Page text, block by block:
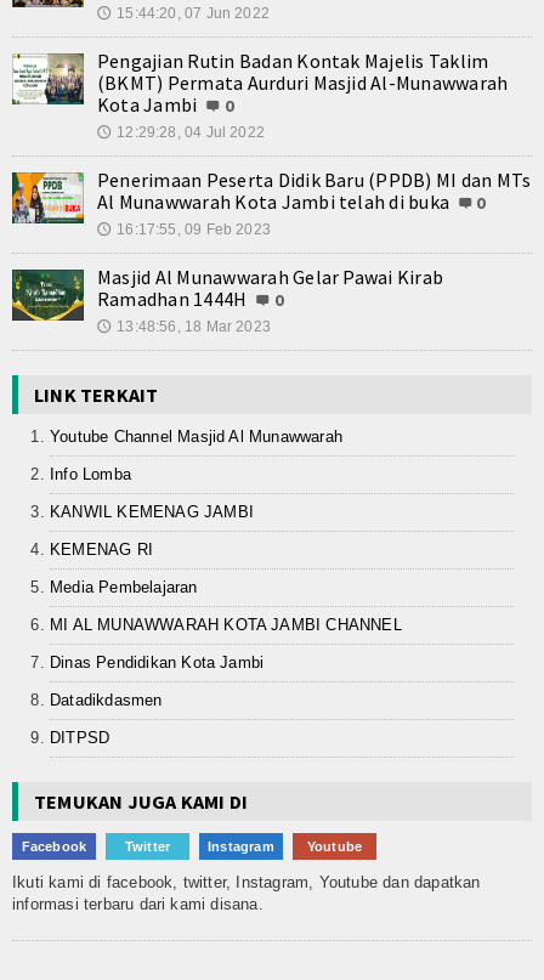
🕔 15:44:20, 07 Jun 2022
Pengajian Rutin Badan Kontak Majelis Taklim
(BKMT) Permata Aurduri Masjid Al-Munawwarah
Kota Jambi
0
🕔 12:29:28, 04 Jul 2022
Penerimaan Peserta Didik Baru (PPDB) MI dan MTs
Al Munawwarah Kota Jambi telah di buka
0
🕔 16:17:55, 09 Feb 2023
Masjid Al Munawwarah Gelar Pawai Kirab
Ramadhan 1444H
0
🕔 13:48:56, 18 Mar 2023
LINK TERKAIT
Youtube Channel Masjid Al Munawwarah
Info Lomba
KANWIL KEMENAG JAMBI
KEMENAG RI
Media Pembelajaran
MI AL MUNAWWARAH KOTA JAMBI CHANNEL
Dinas Pendidikan Kota Jambi
Datadikdasmen
DITPSD
TEMUKAN JUGA KAMI DI
Facebook Twitter Instagram Youtube
Ikuti kami di facebook, twitter, Instagram, Youtube dan dapatkan
informasi terbaru dari kami disana.